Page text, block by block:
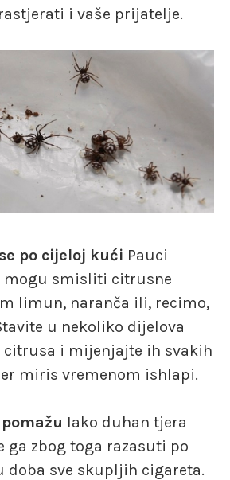
i vaše prijatelje.
po cijeloj kući Pauci
mogu smisliti citrusne
limun, naranča ili, recimo,
u nekoliko dijelova
citrusa i mijenjajte ih svakih
miris vremenom ishlapi.
Iako duhan tjera
ga zbog toga razasuti po
doba sve skupljih cigareta.